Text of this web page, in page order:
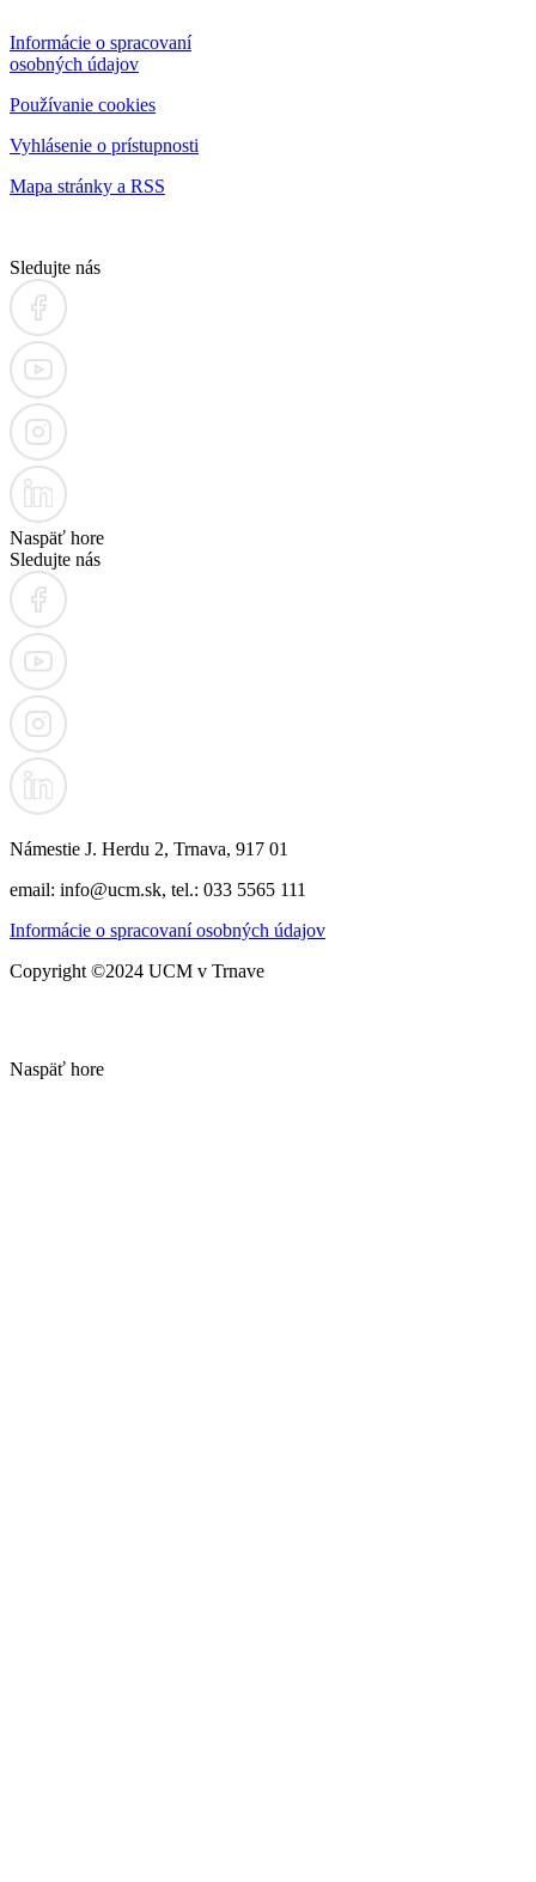
Informácie o spracovaní
osobných údajov
Používanie cookies
Vyhlásenie o prístupnosti
Mapa stránky a RSS
Sledujte nás
Naspäť hore
Sledujte nás
Námestie J. Herdu 2, Trnava, 917 01
email: info@ucm.sk, tel.: 033 5565 111
Informácie o spracovaní osobných údajov
Copyright ©2024 UCM v Trnave
Naspäť hore